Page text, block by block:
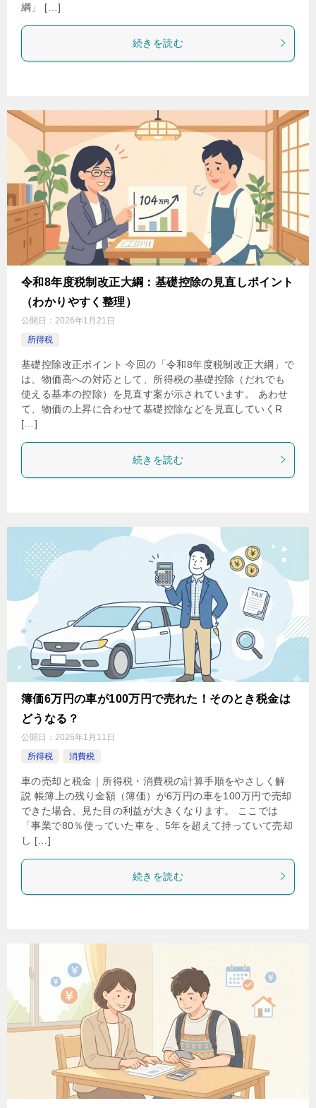
綱」 […]
続きを読む
令和8年度税制改正大綱：基礎控除の見直しポイント
（わかりやすく整理）
公開日： 2026年1月21日
所得税
基礎控除改正ポイント 今回の「令和8年度税制改正大綱」で
は、物価高への対応として、所得税の基礎控除（だれでも
使える基本の控除）を見直す案が示されています。 あわせ
て、物価の上昇に合わせて基礎控除などを見直していくR
[…]
続きを読む
簿価6万円の車が100万円で売れた！そのとき税金は
どうなる？
公開日： 2026年1月11日
所得税
消費税
車の売却と税金｜所得税・消費税の計算手順をやさしく解
説 帳簿上の残り金額（簿価）が6万円の車を100万円で売却
できた場合、見た目の利益が大きくなります。 ここでは
「事業で80％使っていた車を、5年を超えて持っていて売却
し […]
続きを読む